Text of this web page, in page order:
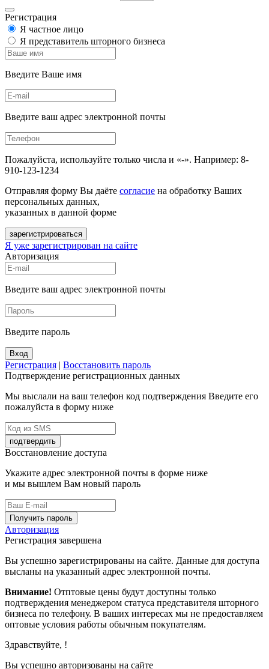
Регистрация
Я частное лицо
Я представитель шторного бизнеса
Введите Ваше имя
Введите ваш адрес электронной почты
Пожалуйста, используйте только числа и «-». Например: 8-
910-123-1234
Отправляя форму Вы даёте согласие на обработку Ваших
персональных данных,
указанных в данной форме
зарегистрироваться
Я уже зарегистрирован на сайте
Авторизация
Введите ваш адрес электронной почты
Введите пароль
Вход
Регистрация | Восстановить пароль
Подтверждение регистрационных данных
Мы выслали на ваш телефон код подтверждения Введите его
пожалуйста в форму ниже
подтвердить
Восстановление доступа
Укажите адрес электронной почты в форме ниже
и мы вышлем Вам новый пароль
Получить пароль
Авторизация
Регистрация завершена
Вы успешно зарегистрированы на сайте. Данные для доступа
высланы на указанный адрес электронной почты.
Внимание! Отптовые цены будут доступны только
подтверждения менеджером статуса представителя шторного
бизнеса по телефону. В ваших интересах мы не предоставляем
оптовые условия работы обычным покупателям.
Здравствуйте, !
Вы успешно авторизованы на сайте